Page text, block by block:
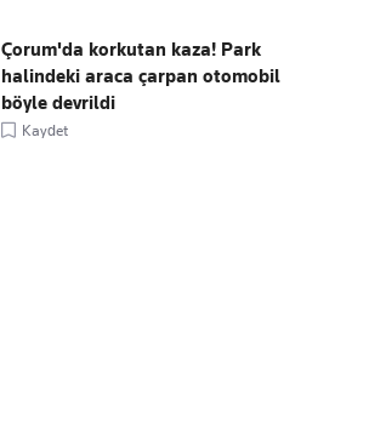
Çorum'da korkutan kaza! Park
halindeki araca çarpan otomobil
böyle devrildi
Kaydet